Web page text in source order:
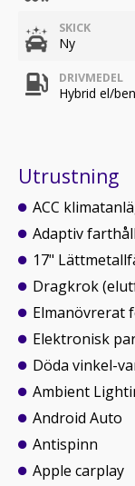
SKICK
Ny
DRIVMEDEL
Hybrid el/
Utrustning
ACC
Adaptiv
17"
Dragkrok
Elmanövrerat
Elektronisk
Döda vinkel-
Ambient
Android Auto
Antispinn
Apple carplay